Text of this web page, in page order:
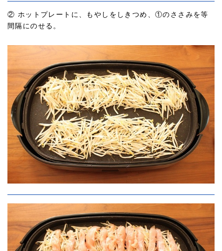
② ホットプレートに、もやしをしきつめ、①のささみを等
間隔にのせる。